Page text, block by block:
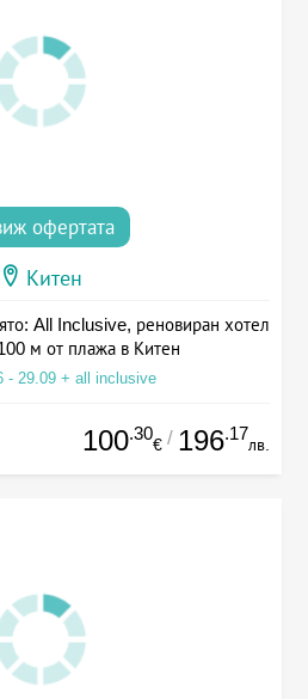
офертата
Китен
All Inclusive, реновиран хотел
м от плажа в Китен
- 29.09 + all inclusive
100.30
€ / 196.17
лв.